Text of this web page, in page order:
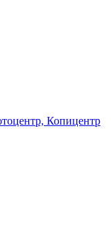
Копицентр